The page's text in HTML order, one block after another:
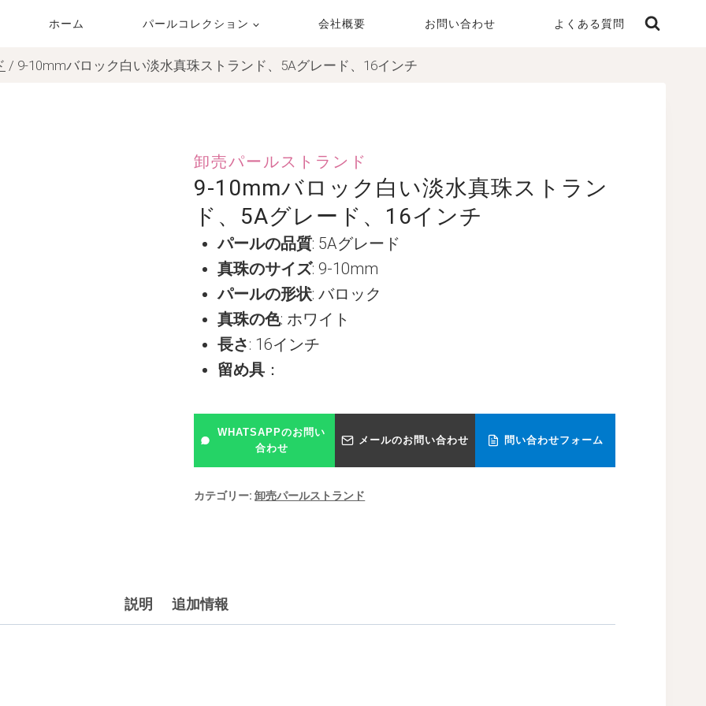
ホーム パールコレクション 会社概要 お問い合わせ よくある質問
/ 9-10mmバロック白い淡水真珠ストランド、5Aグレード、16インチ
卸売パールストランド
9-10mmバロック白い淡水真珠ストラン
ド、5Aグレード、16インチ
パールの品質: 5Aグレード
真珠のサイズ: 9-10mm
パールの形状: バロック
真珠の色: ホワイト
長さ: 16インチ
留め具 ：
WHATSAPPのお問い
合わせ
メールのお問い合わせ 問い合わせフォーム
カテゴリー:卸売パールストランド
説明 追加情報